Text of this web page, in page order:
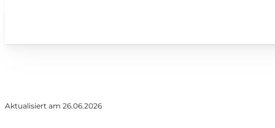
Aktualisiert am 26.06.2026